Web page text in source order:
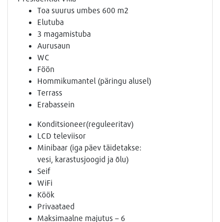
Toa suurus umbes 600 m2
Elutuba
3 magamistuba
Aurusaun
WC
Föön
Hommikumantel (päringu alusel)
Terrass
Erabassein
Konditsioneer(reguleeritav)
LCD televiisor
Minibaar (iga päev täidetakse:
vesi, karastusjoogid ja õlu)
Seif
WiFi
Köök
Privaataed
Maksimaalne majutus – 6